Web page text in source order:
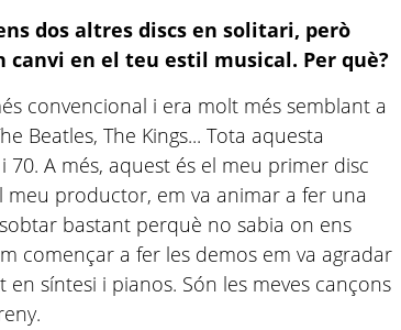
dos altres discs en solitari, però
canvi en el teu estil musical. Per què?
convencional i era molt més semblant a
Beatles, The Kings... Tota aquesta
70. A més, aquest és el meu primer disc
meu productor, em va animar a fer una
bastant perquè no sabia on ens
començar a fer les demos em va agradar
síntesi i pianos. Són les meves cançons